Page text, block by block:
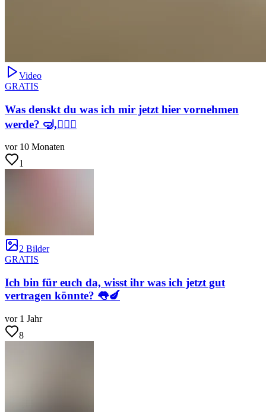
Video
GRATIS
Was denskt du was ich mir jetzt hier vornehmen
werde? 🤿,🏊🏻‍♀️
vor 10 Monaten
1
2 Bilder
GRATIS
Ich bin für euch da, wisst ihr was ich jetzt gut
vertragen könnte? 👅🍆
vor 1 Jahr
8